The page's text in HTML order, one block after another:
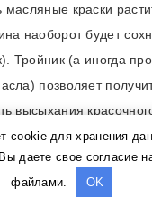
масляные краски
наоборот будет
Тройник (а иногда
позволяет
высыхания
насыщенность
риски возникновения
или пожелтения.
cookie для хранения
даете свое согласие
файлами.
OK